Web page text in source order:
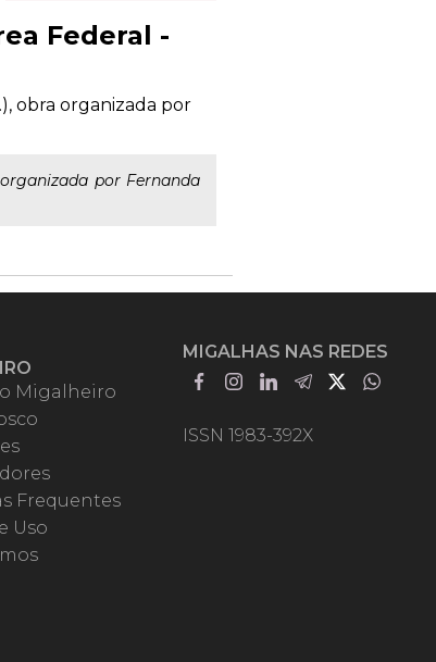
Federal -
obra organizada por
por Fernanda
Migalheiro
Frequentes
Uso
MIGALHAS NAS REDES
ISSN 1983-392X